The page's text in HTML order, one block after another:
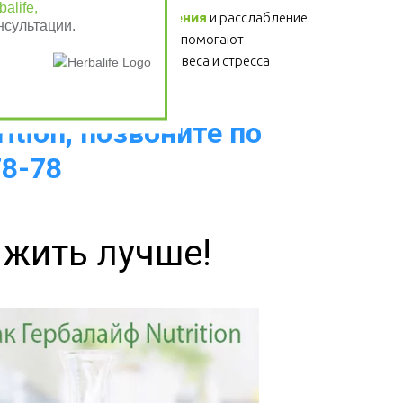
Физические упражнения и расслабление
- для здоровья сердца, помогают
избавиться от лишнего веса и стресса
позвоните по
78
лучше!